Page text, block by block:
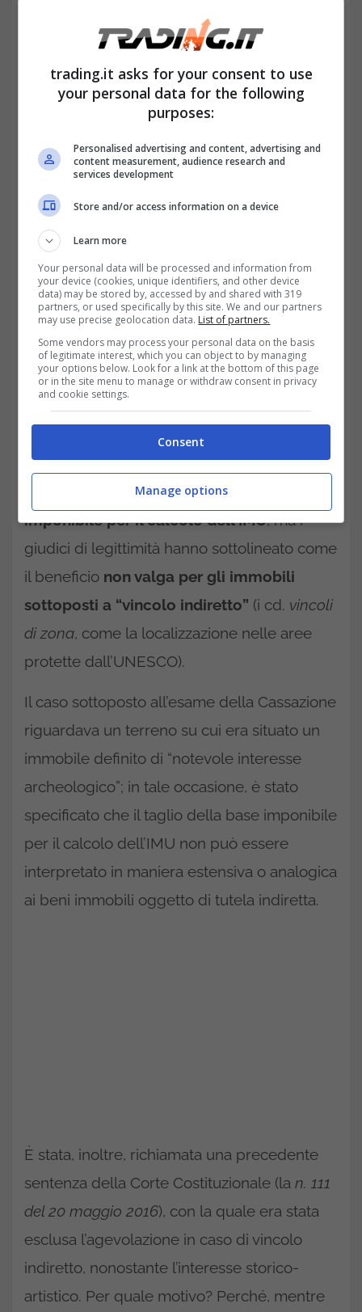
IMU al 50% per gli immobili di interesse storico e artistico:
In particolare, questa tipologia di fabbricati
riduzione del 50% della base
imponibile per il calcolo dell’IMU, ma i
giudici di legittimità hanno sottolineato come
il beneficio non valga per gli immobili
sottoposti a “vincolo indiretto” (i cd. vincoli
di zona, come la localizzazione nelle aree
protette dall’UNESCO).
Il caso sottoposto all’esame della Cassazione
riguardava un terreno su cui era situato un
immobile definito di “notevole interesse
archeologico”; in tale occasione, è stato
specificato che il taglio della base imponibile
per il calcolo dell’IMU non può essere
interpretato in maniera estensiva o analogica
ai beni immobili oggetto di tutela indiretta.
È stata, inoltre, richiamata una precedente
sentenza della Corte Costituzionale (la n. 111
del 20 maggio 2016), con la quale era stata
esclusa l’agevolazione in caso di vincolo
indiretto, nonostante l’interesse storico-
artistico. Per quale motivo? Perché, mentre
trading.it asks for your consent to use
your personal data for the following
purposes:
Personalised advertising and content, advertising and
content measurement, audience research and
services development
Store and/or access information on a device
Learn more
Your personal data will be processed and information from
your device (cookies, unique identifiers, and other device
data) may be stored by, accessed by and shared with 319
partners, or used specifically by this site. We and our partners
may use precise geolocation data. List of partners.
Some vendors may process your personal data on the basis
of legitimate interest, which you can object to by managing
your options below. Look for a link at the bottom of this page
or in the site menu to manage or withdraw consent in privacy
and cookie settings.
Consent
Manage options